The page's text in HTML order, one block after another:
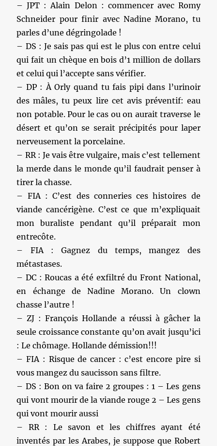
– JPT : Alain Delon : commencer avec Romy
Schneider pour finir avec Nadine Morano, tu
parles d’une dégringolade !
– DS : Je sais pas qui est le plus con entre celui
qui fait un chèque en bois d’1 million de dollars
et celui qui l’accepte sans vérifier.
– DP : À Orly quand tu fais pipi dans l’urinoir
des mâles, tu peux lire cet avis préventif: eau
non potable. Pour le cas ou on aurait traverse le
désert et qu’on se serait précipités pour laper
nerveusement la porcelaine.
– RR : Je vais être vulgaire, mais c’est tellement
la merde dans le monde qu’il faudrait penser à
tirer la chasse.
– FIA : C’est des conneries ces histoires de
viande cancérigène. C’est ce que m’expliquait
mon buraliste pendant qu’il préparait mon
entrecôte.
– FIA : Gagnez du temps, mangez des
métastases.
– DC : Roucas a été exfiltré du Front National,
en échange de Nadine Morano. Un clown
chasse l’autre !
– ZJ : François Hollande a réussi à gâcher la
seule croissance constante qu’on avait jusqu’ici
: Le chômage. Hollande démission!!!
– FIA : Risque de cancer : c’est encore pire si
vous mangez du saucisson sans filtre.
– DS : Bon on va faire 2 groupes : 1 – Les gens
qui vont mourir de la viande rouge 2 – Les gens
qui vont mourir aussi
– RR : Le savon et les chiffres ayant été
inventés par les Arabes, je suppose que Robert